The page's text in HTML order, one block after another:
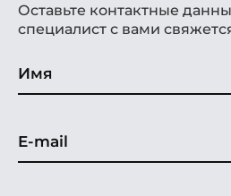
Оставьте контактные
специалист с вами